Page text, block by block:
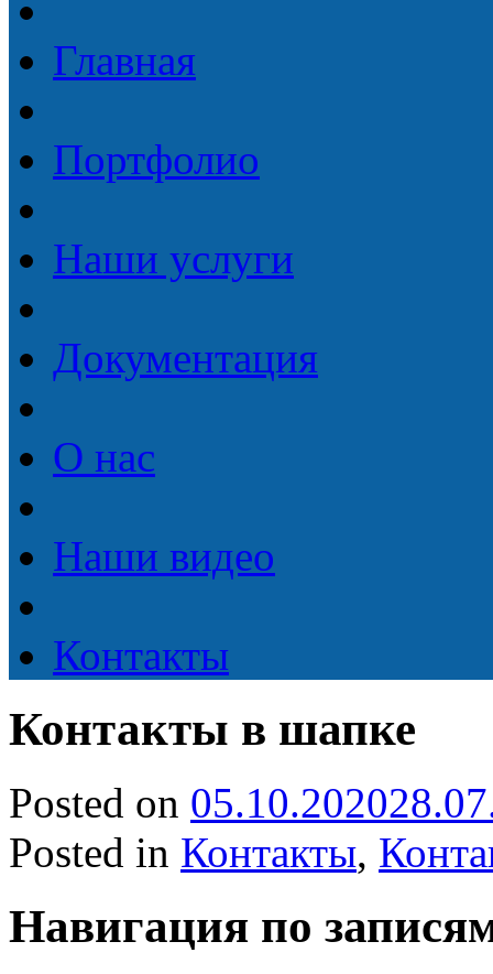
Главная
Портфолио
Наши услуги
Документация
О нас
Наши видео
Контакты
Контакты в шапке
Posted on 05.10.2020
Posted in Контакты,
Навигация по